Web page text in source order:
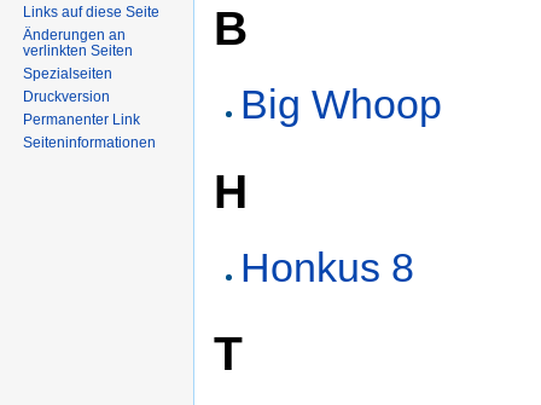
B
Big Whoop
H
Honkus 8
T
Links auf diese Seite
Änderungen an
verlinkten Seiten
Spezialseiten
Druckversion
Permanenter Link
Seiten­informationen